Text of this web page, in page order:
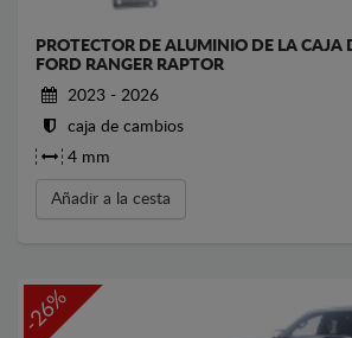
PROTECTOR DE ALUMINIO DE LA CAJA
FORD RANGER RAPTOR
2023 - 2026
caja de cambios
4 mm
Añadir a la cesta
-26%